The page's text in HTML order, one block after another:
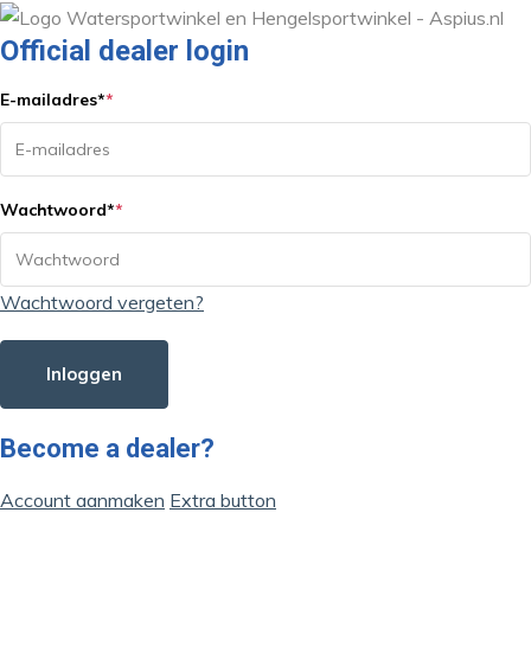
Official dealer login
E-mailadres**
Wachtwoord**
Wachtwoord vergeten?
Inloggen
Become a dealer?
Account aanmaken Extra button